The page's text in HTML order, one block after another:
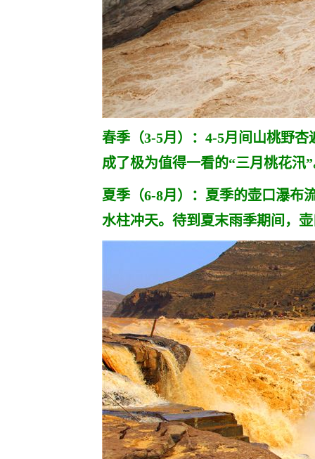
春季（3-5月）：4-5月间山桃野
成了极为值得一看的“三月桃花汛
夏季（6-8月）：夏季的壶口瀑布
水柱冲天。待到夏末雨季期间，